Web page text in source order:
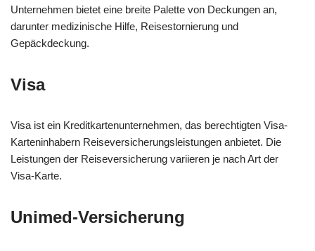
Unternehmen bietet eine breite Palette von Deckungen an,
darunter medizinische Hilfe, Reisestornierung und
Gepäckdeckung.
Visa
Visa ist ein Kreditkartenunternehmen, das berechtigten Visa-
Karteninhabern Reiseversicherungsleistungen anbietet. Die
Leistungen der Reiseversicherung variieren je nach Art der
Visa-Karte.
Unimed-Versicherung